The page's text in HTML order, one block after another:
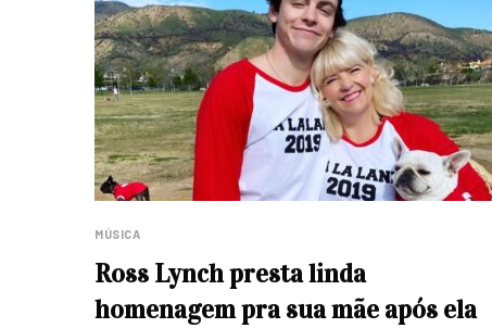
MÚSICA
Ross Lynch presta linda
homenagem pra sua mãe após ela